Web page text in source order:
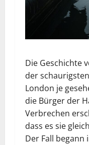
Die Geschichte
der
London je
die Bürger der
Verbrechen
dass es sie
Der Fall begann